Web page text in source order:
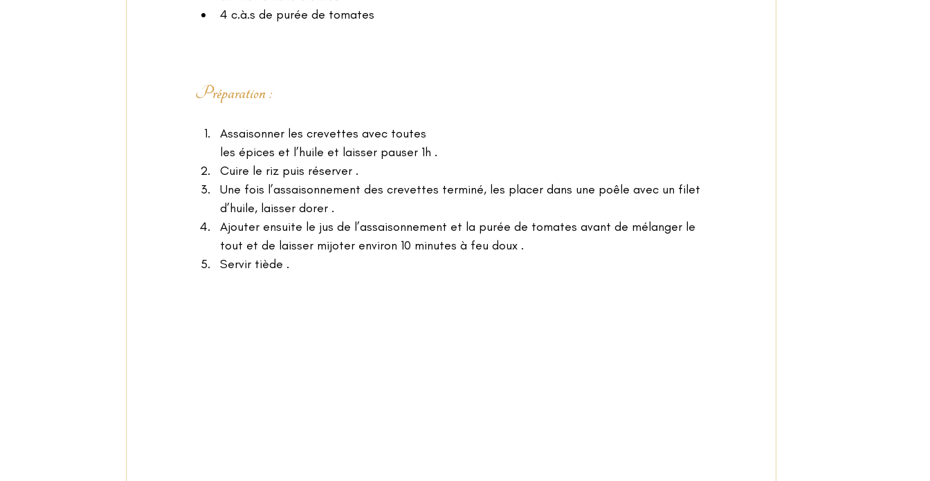
4 c.à.s de purée de tomates
Préparation :
Assaisonner les crevettes avec toutes
les épices et l’huile et laisser pauser 1h .
Cuire le riz puis réserver .
Une fois l’assaisonnement des crevettes terminé, les placer dans une poêle avec un filet
d’huile, laisser dorer .
Ajouter ensuite le jus de l’assaisonnement et la purée de tomates avant de mélanger le
tout et de laisser mijoter environ 10 minutes à feu doux .
Servir tiède .